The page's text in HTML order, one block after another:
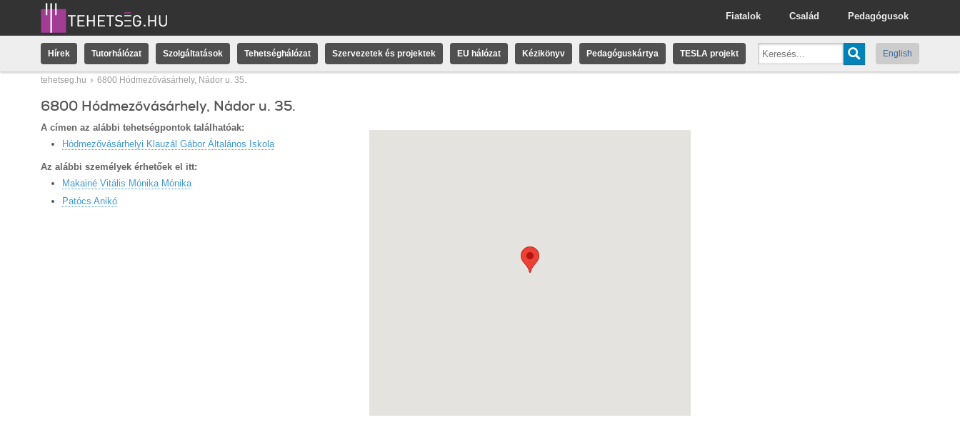
Pedagógusok
Család
Fiatalok
Hírek Tutorhálózat Szolgáltatások Tehetséghálózat Szervezetek és projektek EU hálózat Kézikönyv Pedagóguskártya TESLA projekt English
tehetseg.hu 6800 Hódmezővásárhely, Nádor u. 35.
6800 Hódmezővásárhely, Nádor u. 35.
A címen az alábbi tehetségpontok találhatóak:
Hódmezővásárhelyi Klauzál Gábor Általános Iskola
Az alábbi személyek érhetőek el itt:
Makainé Vitális Mónika Mónika
Patócs Anikó